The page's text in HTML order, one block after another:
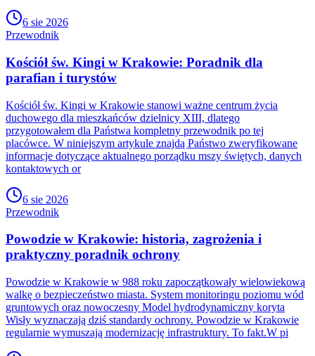
6 sie 2026
Przewodnik
Kościół św. Kingi w Krakowie: Poradnik dla
parafian i turystów
Kościół św. Kingi w Krakowie stanowi ważne centrum życia
duchowego dla mieszkańców dzielnicy XIII, dlatego
przygotowałem dla Państwa kompletny przewodnik po tej
placówce. W niniejszym artykule znajdą Państwo zweryfikowane
informacje dotyczące aktualnego porządku mszy świętych, danych
kontaktowych or
6 sie 2026
Przewodnik
Powodzie w Krakowie: historia, zagrożenia i
praktyczny poradnik ochrony
Powodzie w Krakowie w 988 roku zapoczątkowały wielowiekową
walkę o bezpieczeństwo miasta. System monitoringu poziomu wód
gruntowych oraz nowoczesny Model hydrodynamiczny koryta
Wisły wyznaczają dziś standardy ochrony. Powodzie w Krakowie
regularnie wymuszają modernizację infrastruktury. To fakt.W pi